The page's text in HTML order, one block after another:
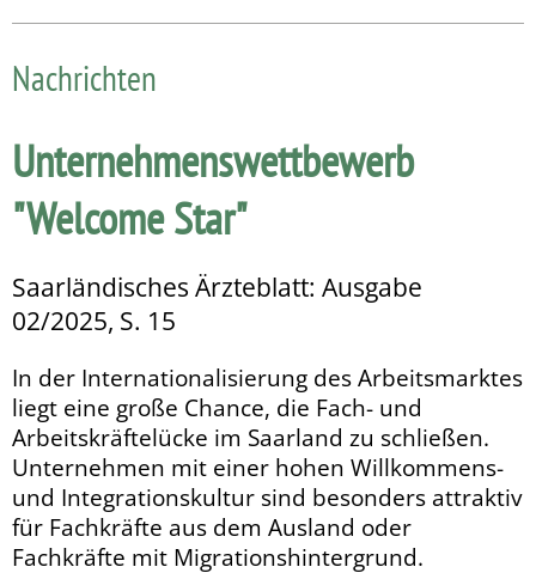
Nachrichten
Unternehmenswettbewerb
"Welcome Star"
Saarländisches Ärzteblatt: Ausgabe
02/2025, S. 15
In der Internationalisierung des Arbeitsmarktes
liegt eine große Chance, die Fach- und
Arbeitskräftelücke im Saarland zu schließen.
Unternehmen mit einer hohen Willkommens-
und Integrationskultur sind besonders attraktiv
für Fach­kräfte aus dem Ausland oder
Fachkräfte mit Migrations­hin­tergrund.